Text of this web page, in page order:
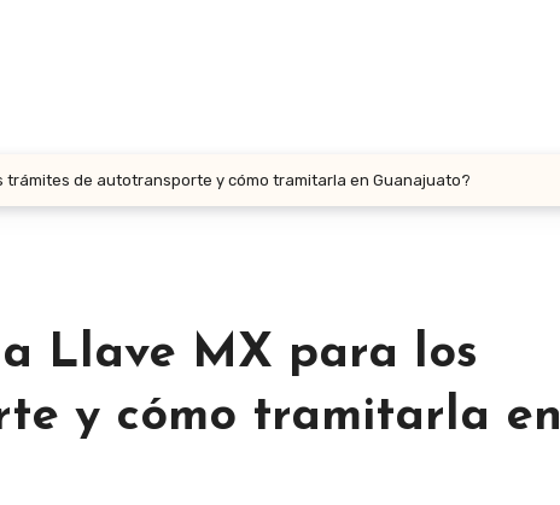
trámites de autotransporte y cómo tramitarla en Guanajuato?
Llave MX para los
y cómo tramitarla en